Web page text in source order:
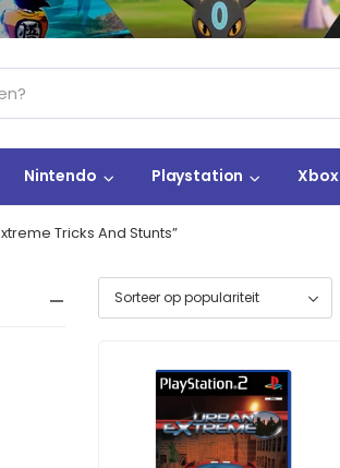
Nintendo Playstation Xbox
Tricks And Stunts”